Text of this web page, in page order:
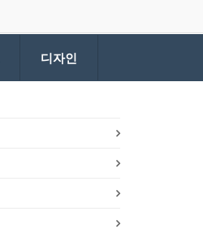
디자인